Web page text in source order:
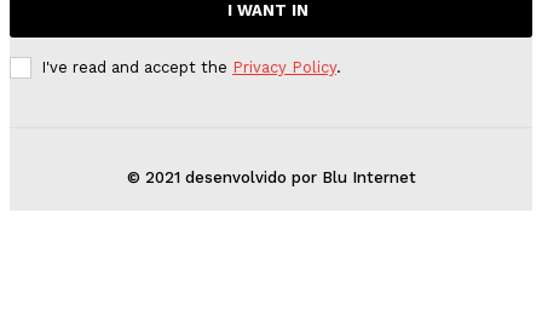
I WANT IN
I've read and accept the Privacy Policy.
© 2021 desenvolvido por Blu Internet